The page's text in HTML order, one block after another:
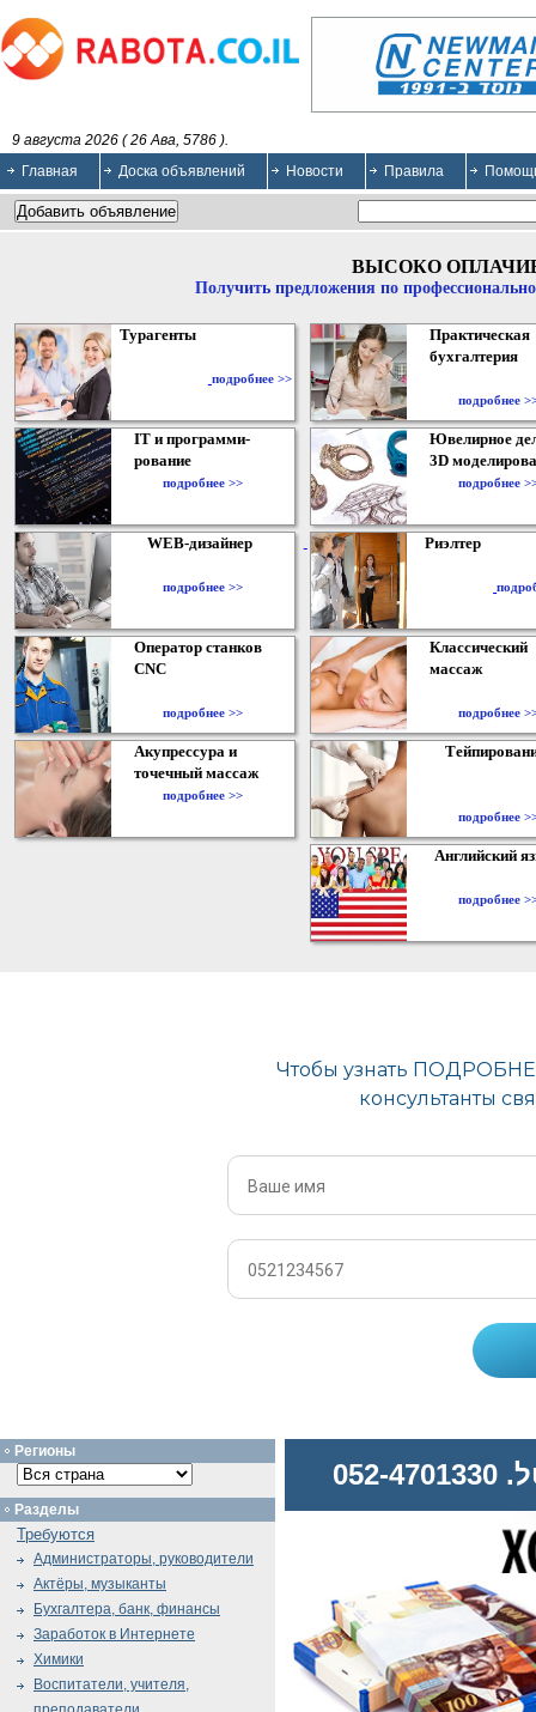
9 августа 2026 ( 26 Ава, 5786 ).
Главная
Доска объявлений Новости Правила
ВЫСОКО
Получить предложения по
Турагенты
подробнее >>
Практическая
бухгалтерия
подробнее
IT и программи-
рование
подробнее >>
Ювелирное
3D
подробнее
WEB-дизайнер
подробнее >>
Риэлтер
Оператор станков
CNC
подробнее >>
Классический
массаж
подробнее
Акупрессура и
точечный массаж
подробнее >>
подробнее
Английский
подробнее
Регионы
Разделы
Требуются
Администраторы, руководители
Актёры, музыканты
Бухгалтера, банк, финансы
Заработок в Интернете
Химики
Воспитатели, учителя,